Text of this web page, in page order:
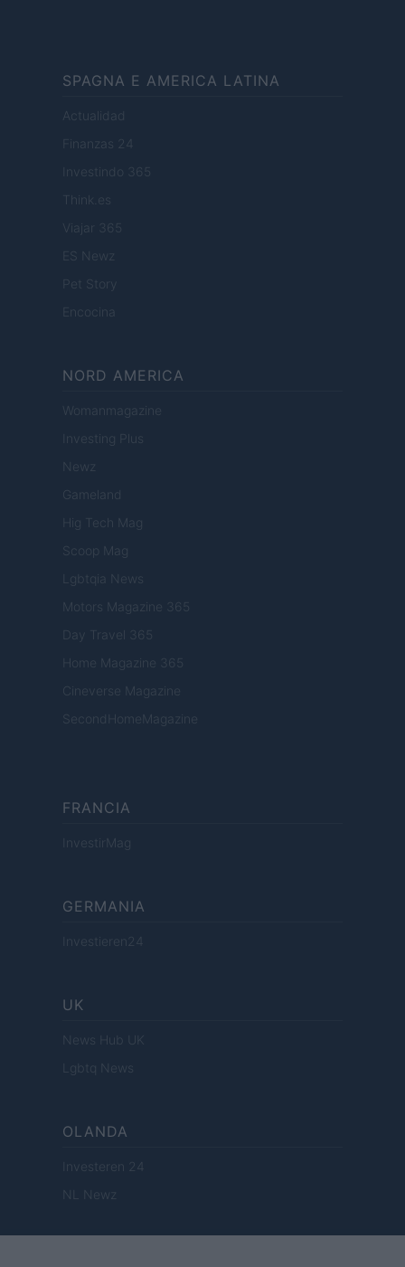
SPAGNA E AMERICA LATINA
Actualidad
Finanzas 24
Investindo 365
Think.es
Viajar 365
ES Newz
Pet Story
Encocina
NORD AMERICA
Womanmagazine
Investing Plus
Newz
Gameland
Hig Tech Mag
Scoop Mag
Lgbtqia News
Motors Magazine 365
Day Travel 365
Home Magazine 365
Cineverse Magazine
SecondHomeMagazine
FRANCIA
InvestirMag
GERMANIA
Investieren24
UK
News Hub UK
Lgbtq News
OLANDA
Investeren 24
NL Newz